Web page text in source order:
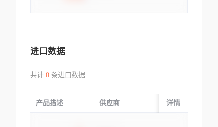
进口数据
共计 0条进口数据
产品描述 供应商 起运国/地区
详情